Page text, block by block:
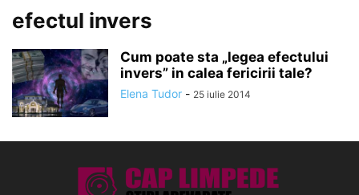
efectul invers
Cum poate sta „legea efectului
invers” in calea fericirii tale?
Elena Tudor - 25 iulie 2014